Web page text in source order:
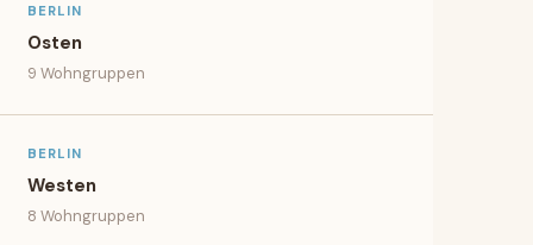
BERLIN
Osten
9 Wohngruppen
BERLIN
Westen
8 Wohngruppen